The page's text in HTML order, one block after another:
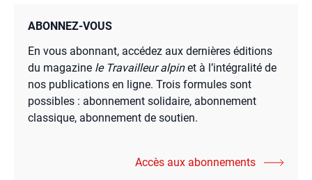
ABONNEZ-VOUS
En vous abonnant, accédez aux dernières éditions
du magazine le Travailleur alpinet à l’intégralité de
nos publications en ligne. Trois formules sont
possibles : abonnement solidaire, abonnement
classique, abonnement de soutien.
Accès aux abonnements